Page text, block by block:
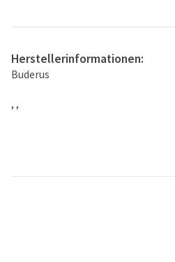
Herstellerinformationen:
Buderus
, ,